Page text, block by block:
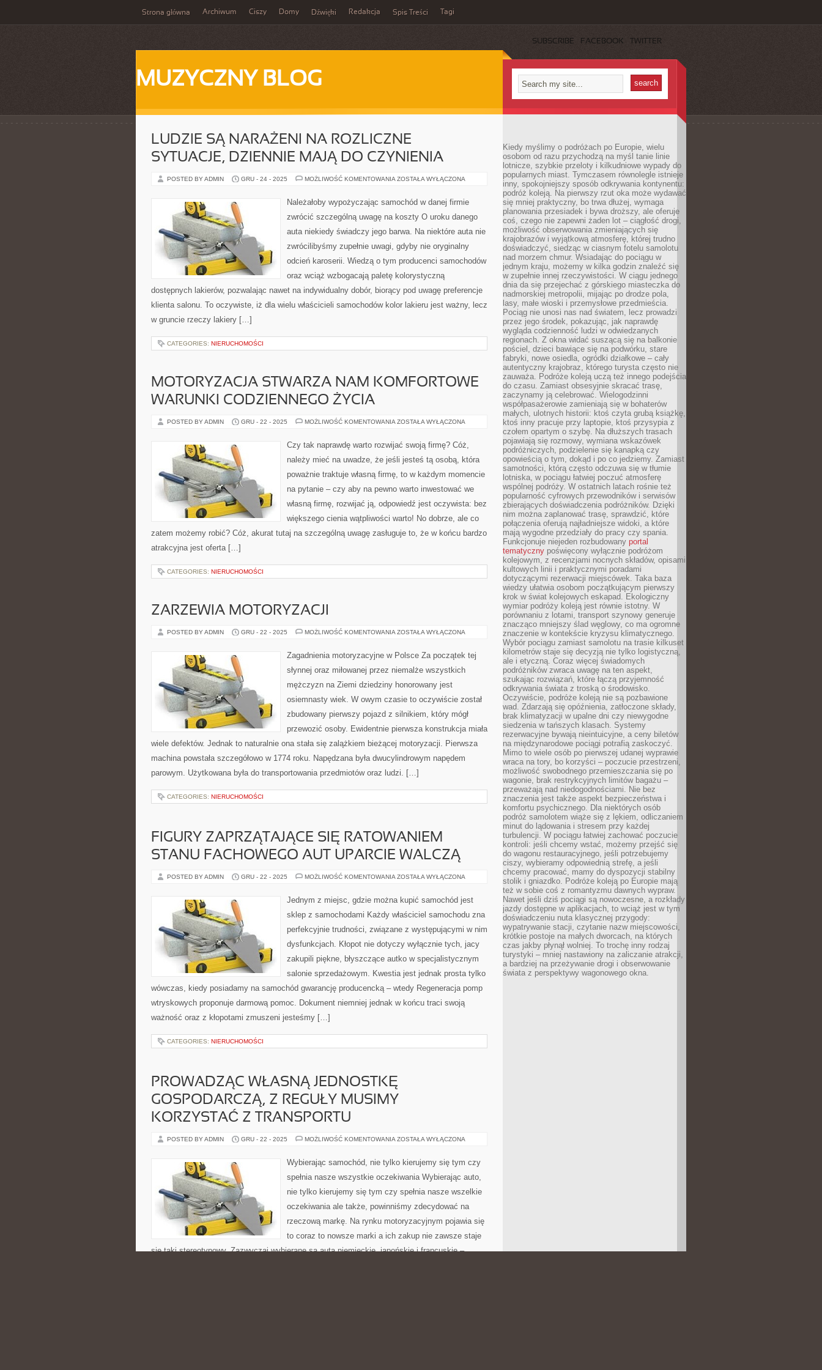
Strona główna Archiwum Ciszy Domy Dźwięki Redakcja Spis Treści Tagi
SUBSCRIBE FACEBOOK TWITTER
MUZYCZNY BLOG
LUDZIE SĄ NARAŻENI NA ROZLICZNE
SYTUACJE, DZIENNIE MAJĄ DO CZYNIENIA
POSTED BY ADMIN GRU - 24 - 2025 MOŻLIWOŚĆ KOMENTOWANIA LUDZIE
ROZLICZNE
DZIENNIE
DO
ZOSTAŁA WYŁĄCZONA
Należałoby wypożyczając samochód w danej firmie
zwrócić szczególną uwagę na koszty O uroku danego
auta niekiedy świadczy jego barwa. Na niektóre auta nie
zwrócilibyśmy zupełnie uwagi, gdyby nie oryginalny
odcień karoserii. Wiedzą o tym producenci samochodów
oraz wciąż wzbogacają paletę kolorystyczną
dostępnych lakierów, pozwalając nawet na indywidualny dobór, biorący pod uwagę preferencje
klienta salonu. To oczywiste, iż dla wielu właścicieli samochodów kolor lakieru jest ważny, lecz
w gruncie rzeczy lakiery […]
CATEGORIES: NIERUCHOMOŚCI
MOTORYZACJA STWARZA NAM KOMFORTOWE
WARUNKI CODZIENNEGO ŻYCIA
POSTED BY ADMIN GRU - 22 - 2025 MOŻLIWOŚĆ KOMENTOWANIA MOTORYZACJA
KOMFORTOWE
WARUNKI
ŻYCIA
ZOSTAŁA WYŁĄCZONA
Czy tak naprawdę warto rozwijać swoją firmę? Cóż,
należy mieć na uwadze, że jeśli jesteś tą osobą, która
poważnie traktuje własną firmę, to w każdym momencie
na pytanie – czy aby na pewno warto inwestować we
własną firmę, rozwijać ją, odpowiedź jest oczywista: bez
większego cienia wątpliwości warto! No dobrze, ale co
zatem możemy robić? Cóż, akurat tutaj na szczególną uwagę zasługuje to, że w końcu bardzo
atrakcyjna jest oferta […]
CATEGORIES: NIERUCHOMOŚCI
ZARZEWIA MOTORYZACJI
POSTED BY ADMIN GRU - 22 - 2025 MOŻLIWOŚĆ KOMENTOWANIA ZARZEWIA
ZOSTAŁA WYŁĄCZONA
Zagadnienia motoryzacyjne w Polsce Za początek tej
słynnej oraz miłowanej przez niemalże wszystkich
mężczyzn na Ziemi dziedziny honorowany jest
osiemnasty wiek. W owym czasie to oczywiście został
zbudowany pierwszy pojazd z silnikiem, który mógł
przewozić osoby. Ewidentnie pierwsza konstrukcja miała
wiele defektów. Jednak to naturalnie ona stała się zalążkiem bieżącej motoryzacji. Pierwsza
machina powstała szczegółowo w 1774 roku. Napędzana była dwucylindrowym napędem
parowym. Użytkowana była do transportowania przedmiotów oraz ludzi. […]
CATEGORIES: NIERUCHOMOŚCI
FIGURY ZAPRZĄTAJĄCE SIĘ RATOWANIEM
STANU FACHOWEGO AUT UPARCIE WALCZĄ
POSTED BY ADMIN GRU - 22 - 2025 MOŻLIWOŚĆ KOMENTOWANIA FIGURY
RATOWANIEM
STANU
AUT
WALCZĄ
ZOSTAŁA WYŁĄCZONA
Jednym z miejsc, gdzie można kupić samochód jest
sklep z samochodami Każdy właściciel samochodu zna
perfekcyjnie trudności, związane z występującymi w nim
dysfunkcjach. Kłopot nie dotyczy wyłącznie tych, jacy
zakupili piękne, błyszczące autko w specjalistycznym
salonie sprzedażowym. Kwestia jest jednak prosta tylko
wówczas, kiedy posiadamy na samochód gwarancję producencką – wtedy Regeneracja pomp
wtryskowych proponuje darmową pomoc. Dokument niemniej jednak w końcu traci swoją
ważność oraz z kłopotami zmuszeni jesteśmy […]
CATEGORIES: NIERUCHOMOŚCI
PROWADZĄC WŁASNĄ JEDNOSTKĘ
GOSPODARCZĄ, Z REGUŁY MUSIMY
KORZYSTAĆ Z TRANSPORTU
POSTED BY ADMIN GRU - 22 - 2025 MOŻLIWOŚĆ KOMENTOWANIA PROWADZĄC
GOSPODARCZĄ,
Z
MUSIMY
Z
ZOSTAŁA WYŁĄCZONA
Wybierając samochód, nie tylko kierujemy się tym czy
spełnia nasze wszystkie oczekiwania Wybierając auto,
nie tylko kierujemy się tym czy spełnia nasze wszelkie
oczekiwania ale także, powinniśmy zdecydować na
rzeczową markę. Na rynku motoryzacyjnym pojawia się
to coraz to nowsze marki a ich zakup nie zawsze staje
się taki stereotypowy. Zazwyczaj wybierane są auta niemieckie, japońskie i francuskie –
Kiedy myślimy o podróżach po Europie, wielu
osobom od razu przychodzą na myśl tanie linie
lotnicze, szybkie przeloty i kilkudniowe wypady do
popularnych miast. Tymczasem równolegle istnieje
inny, spokojniejszy sposób odkrywania kontynentu:
podróż koleją. Na pierwszy rzut oka może wydawać
się mniej praktyczny, bo trwa dłużej, wymaga
planowania przesiadek i bywa droższy, ale oferuje
coś, czego nie zapewni żaden lot – ciągłość drogi,
możliwość obserwowania zmieniających się
krajobrazów i wyjątkową atmosferę, której trudno
doświadczyć, siedząc w ciasnym fotelu samolotu
nad morzem chmur. Wsiadając do pociągu w
jednym kraju, możemy w kilka godzin znaleźć się
w zupełnie innej rzeczywistości. W ciągu jednego
dnia da się przejechać z górskiego miasteczka do
nadmorskiej metropolii, mijając po drodze pola,
lasy, małe wioski i przemysłowe przedmieścia.
Pociąg nie unosi nas nad światem, lecz prowadzi
przez jego środek, pokazując, jak naprawdę
wygląda codzienność ludzi w odwiedzanych
regionach. Z okna widać suszącą się na balkonie
pościel, dzieci bawiące się na podwórku, stare
fabryki, nowe osiedla, ogródki działkowe – cały
autentyczny krajobraz, którego turysta często nie
zauważa. Podróże koleją uczą też innego podejścia
do czasu. Zamiast obsesyjnie skracać trasę,
zaczynamy ją celebrować. Wielogodzinni
współpasażerowie zamieniają się w bohaterów
małych, ulotnych historii: ktoś czyta grubą książkę,
ktoś inny pracuje przy laptopie, ktoś przysypia z
czołem opartym o szybę. Na dłuższych trasach
pojawiają się rozmowy, wymiana wskazówek
podróżniczych, podzielenie się kanapką czy
opowieścią o tym, dokąd i po co jedziemy. Zamiast
samotności, którą często odczuwa się w tłumie
lotniska, w pociągu łatwiej poczuć atmosferę
wspólnej podróży. W ostatnich latach rośnie też
popularność cyfrowych przewodników i serwisów
zbierających doświadczenia podróżników. Dzięki
nim można zaplanować trasę, sprawdzić, które
połączenia oferują najładniejsze widoki, a które
mają wygodne przedziały do pracy czy spania.
Funkcjonuje niejeden rozbudowany portal
tematyczny poświęcony wyłącznie podróżom
kolejowym, z recenzjami nocnych składów, opisami
kultowych linii i praktycznymi poradami
dotyczącymi rezerwacji miejscówek. Taka baza
wiedzy ułatwia osobom początkującym pierwszy
krok w świat kolejowych eskapad. Ekologiczny
wymiar podróży koleją jest równie istotny. W
porównaniu z lotami, transport szynowy generuje
znacząco mniejszy ślad węglowy, co ma ogromne
znaczenie w kontekście kryzysu klimatycznego.
Wybór pociągu zamiast samolotu na trasie kilkuset
kilometrów staje się decyzją nie tylko logistyczną,
ale i etyczną. Coraz więcej świadomych
podróżników zwraca uwagę na ten aspekt,
szukając rozwiązań, które łączą przyjemność
odkrywania świata z troską o środowisko.
Oczywiście, podróże koleją nie są pozbawione
wad. Zdarzają się opóźnienia, zatłoczone składy,
brak klimatyzacji w upalne dni czy niewygodne
siedzenia w tańszych klasach. Systemy
rezerwacyjne bywają nieintuicyjne, a ceny biletów
na międzynarodowe pociągi potrafią zaskoczyć.
Mimo to wiele osób po pierwszej udanej wyprawie
wraca na tory, bo korzyści – poczucie przestrzeni,
możliwość swobodnego przemieszczania się po
wagonie, brak restrykcyjnych limitów bagażu –
przeważają nad niedogodnościami. Nie bez
znaczenia jest także aspekt bezpieczeństwa i
komfortu psychicznego. Dla niektórych osób
podróż samolotem wiąże się z lękiem, odliczaniem
minut do lądowania i stresem przy każdej
turbulencji. W pociągu łatwiej zachować poczucie
kontroli: jeśli chcemy wstać, możemy przejść się
do wagonu restauracyjnego, jeśli potrzebujemy
ciszy, wybieramy odpowiednią strefę, a jeśli
chcemy pracować, mamy do dyspozycji stabilny
stolik i gniazdko. Podróże koleją po Europie mają
też w sobie coś z romantyzmu dawnych wypraw.
Nawet jeśli dziś pociągi są nowoczesne, a rozkłady
jazdy dostępne w aplikacjach, to wciąż jest w tym
doświadczeniu nuta klasycznej przygody:
wypatrywanie stacji, czytanie nazw miejscowości,
krótkie postoje na małych dworcach, na których
czas jakby płynął wolniej. To trochę inny rodzaj
turystyki – mniej nastawiony na zaliczanie atrakcji,
a bardziej na przeżywanie drogi i obserwowanie
świata z perspektywy wagonowego okna.